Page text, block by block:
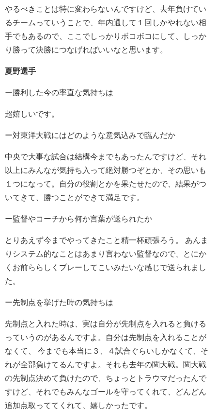
やるべきことは特に変わらないんですけど、去年負けてい
るチームっていうことで、年内通して１回しかやれない相
手でもあるので、ここでしっかりボコボコにして、しっか
り勝って決勝につなげればいいなと思います。
夏野選手
ー勝利した今の率直な気持ちは
超嬉しいです。
ー対東洋大戦にはどのような意気込みで臨んだか
中央で大事な試合は結構今までもあったんですけど、それ
以上にみんなが気持ち入って絶対勝つぞとか、その思いも
１つになって。自分の役割とかを果たせたので、結果がつ
いてきて、勝つことができて満足です。
ー監督やコーチから何か言葉が送られたか
とりあえず今までやってきたこと精一杯頑張ろう。 あんま
りシステム的なことはあまり言わない監督なので、とにか
くお前ららしくプレーしてこいみたいな感じで送られまし
た。
ー先制点を挙げた時の気持ちは
先制点と入れた時は、実は自分が先制点を入れると負ける
っていうのがあるんですよ。自分は先制点を入れることが
なくて、 今までも本当に３、４試合ぐらいしかなくて、そ
れが全部負けてるんですよ。それも去年の関大戦。関大戦
の先制点決めて負けたので、ちょっとトラウマだったんで
すけど、それでもみんなゴールを守ってくれて、どんどん
追加点取っててくれて、嬉しかったです。